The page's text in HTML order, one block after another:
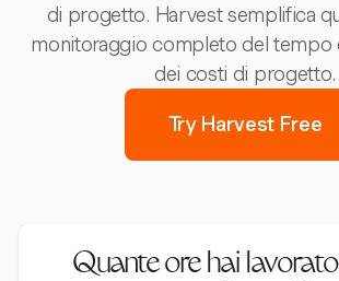
di progetto. Harvest semplifica
monitoraggio completo del tempo
dei costi di progetto.
Try Harvest Free
Quante ore hai